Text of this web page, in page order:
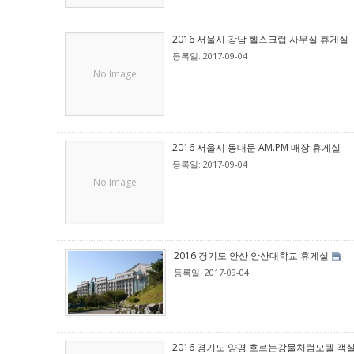
No Image
2016 서울시 강남 헬스크럽 사무실 휴게실
등록일: 2017-09-04
No Image
2016 서울시 동대문 AM.PM 매장 휴게실
등록일: 2017-09-04
2016 경기도 안산 안산대학교 휴게실
등록일: 2017-09-04
2016 경기도 양평 흐르는강물처럼모텔 객